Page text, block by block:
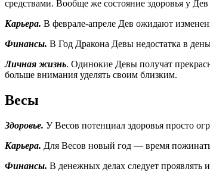
средствами. Вообще же состояние здоровья у
Карьера. В феврале-апреле Дев ожидают
Финансы. В Год Дракона Девы недостатка в
Личная жизнь. Одинокие Девы получат
больше внимания уделять своим близким.
Весы
Здоровье. У Весов потенциал здоровья просто
Карьера. Для Весов новый год — время пожинать
Финансы. В денежных делах следует